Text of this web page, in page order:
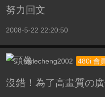
努力回文
2008-5-22 22:20:50
stylecheng2002 480i 會
沒錯！為了高畫質の